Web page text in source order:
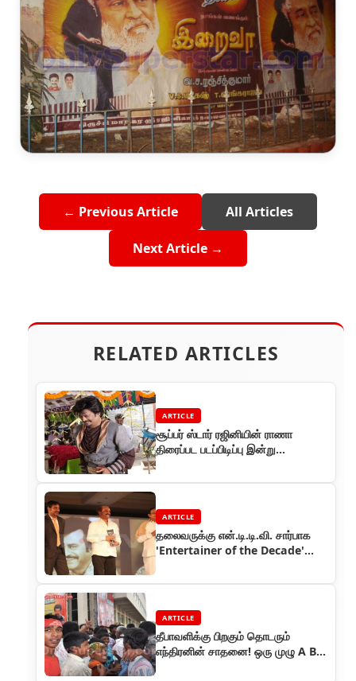
← Previous Article All Articles
Next Article →
RELATED ARTICLES
ARTICLE
சூப்பர் ஸ்டார் ரஜினியின் ராணா
திரைப்பட படப்பிடிப்பு இன்று
ARTICLE
தலைவருக்கு என்.டி.டி.வி. சார்பாக
'Entertainer of the Decade'
ARTICLE
தீபாவளிக்கு பிறகும் தொடரும்
எந்திரனின் சாதனை! ஒரு முழு A B C